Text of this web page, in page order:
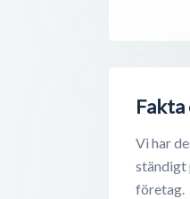
Vi har
ständigt
företag.